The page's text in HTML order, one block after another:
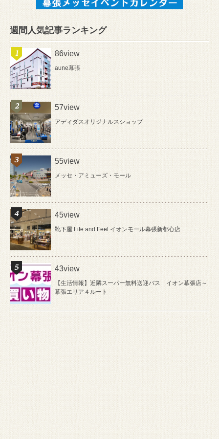
週間人気記事ランキング
86view
aune幕張
57view
アディダスオリジナルスショップ
55view
メッセ・アミューズ・モール
45view
靴下屋 Life and Feel イオンモール幕張新都心店
43view
【生活情報】近隣スーパー無料送迎バス イオン幕張店～
幕張エリア４ルート